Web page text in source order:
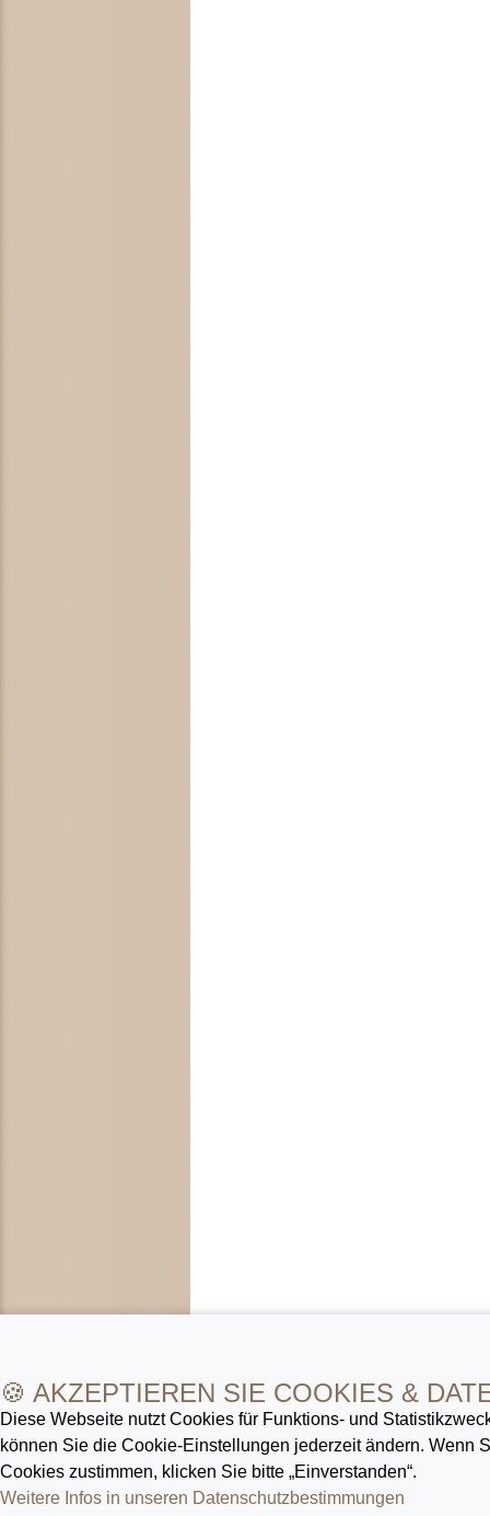
🍪 AKZEPTIEREN SIE COOKIES &
Diese Webseite nutzt Cookies für Funktions- und
können Sie die Cookie-Ein­stellungen jederzeit ändern. Wenn
Cookies zustimmen, klicken Sie bitte „Einverstanden“.
Weitere Infos in unseren Datenschutz­bestimmungen